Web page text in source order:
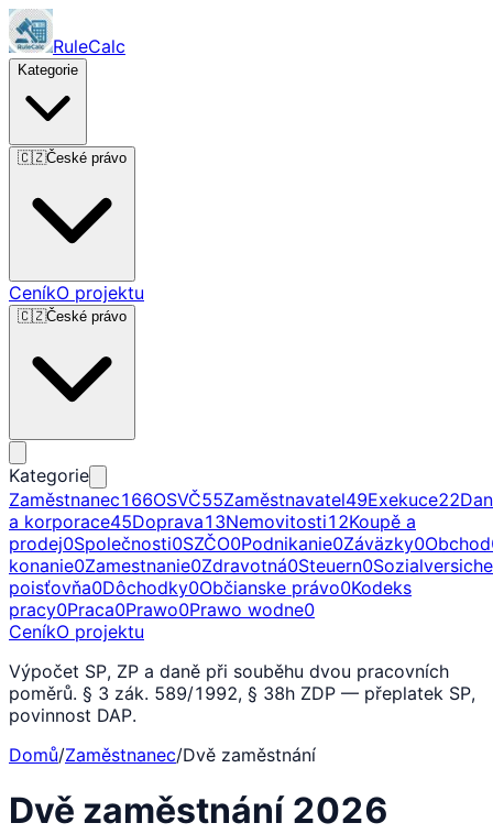
RuleCalc
Kategorie
🇨🇿České právo
CeníkO projektu
🇨🇿České právo
Kategorie
Zaměstnanec166OSVČ55Zaměstnavatel49Exekuce22
a korporace45Doprava13Nemovitosti12Koupě a
prodej0Společnosti0SZČO0Podnikanie0Záväzky0Obchod
konanie0Zamestnanie0Zdravotná0Steuern0
poisťovňa0Dôchodky0Občianske právo0Kodeks
pracy0Praca0Prawo0Prawo wodne0
CeníkO projektu
Výpočet SP, ZP a daně při souběhu dvou pracovních
poměrů. § 3 zák. 589/1992, § 38h ZDP — přeplatek SP,
povinnost DAP.
Domů/Zaměstnanec/Dvě zaměstnání
Dvě zaměstnání 2026